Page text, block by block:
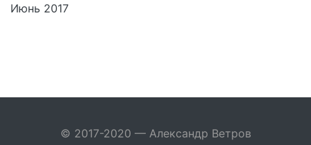
Июнь 2017
© 2017-2020 — Александр Ветров